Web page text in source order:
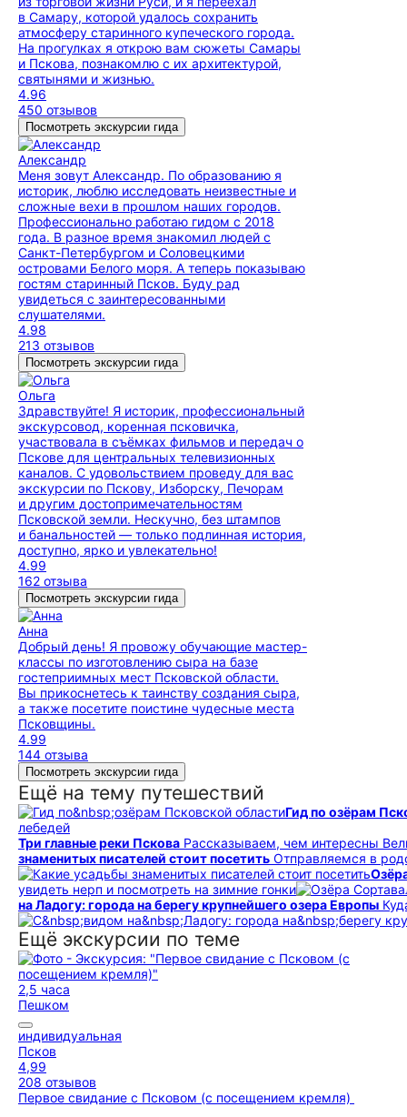
в Самару, которой удалось сохранить
атмосферу старинного купеческого города.
На прогулках я открою вам сюжеты Самары
и Пскова, познакомлю с их архитектурой,
святынями и жизнью.
4.96
450 отзывов
Посмотреть экскурсии гида
Александр
Меня зовут Александр. По образованию я
историк, люблю исследовать неизвестные и
сложные вехи в прошлом наших городов.
Профессионально работаю гидом с 2018
года. В разное время знакомил людей с
Санкт-Петербургом и Соловецкими
островами Белого моря. А теперь показываю
гостям старинный Псков. Буду рад
увидеться с заинтересованными
слушателями.
4.98
213 отзывов
Посмотреть экскурсии гида
Ольга
Здравствуйте! Я историк, профессиональный
экскурсовод, коренная псковичка,
участвовала в съёмках фильмов и передач о
Пскове для центральных телевизионных
каналов. С удовольствием проведу для вас
экскурсии по Пскову, Изборску, Печорам
и другим достопримечательностям
Псковской земли. Нескучно, без штампов
и банальностей — только подлинная история,
доступно, ярко и увлекательно!
4.99
162 отзыва
Посмотреть экскурсии гида
Анна
Добрый день! Я провожу обучающие мастер-
классы по изготовлению сыра на базе
гостеприимных мест Псковской области.
Вы прикоснетесь к таинству создания сыра,
а также посетите поистине чудесные места
Псковщины.
4.99
144 отзыва
Посмотреть экскурсии гида
Ещё на тему путешествий
Гид по озёрам
лебедей
Три главные реки Пскова Рассказываем, чем интересны
знаменитых писателей стоит посетить Отправляемся в
увидеть нерп и посмотреть на зимние гонки
на Ладогу: города на берегу крупнейшего озера Европы
Ещё экскурсии по теме
2,5 часа
Пешком
индивидуальная
Псков
4,99
208 отзывов
Первое свидание с Псковом (с посещением кремля)